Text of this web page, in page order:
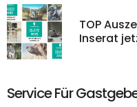
TOP
Inserat
Service Für